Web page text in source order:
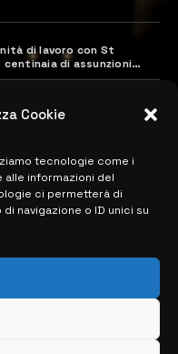
Cookie
tecnologie come i
informazioni del
ci permetterà di
navigazione o ID unici su
di lavoro con St
di assunzioni